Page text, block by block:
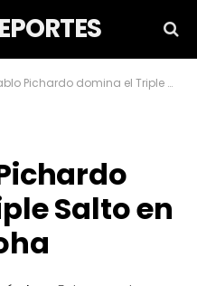
domina el Triple Salto en parada de Doha
Salto en